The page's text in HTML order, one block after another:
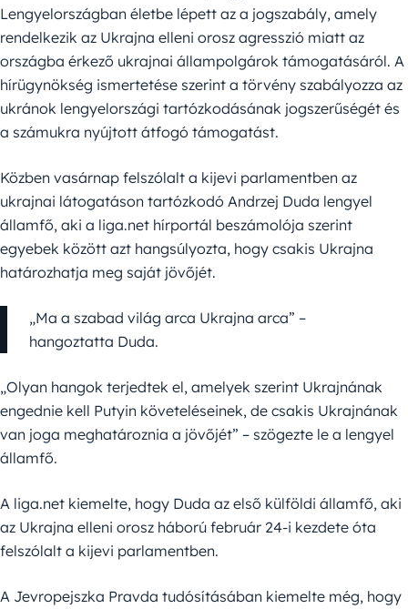
Lengyelországban életbe lépett az a jogszabály, amely
rendelkezik az Ukrajna elleni orosz agresszió miatt az
országba érkező ukrajnai állampolgárok támogatásáról. A
hírügynökség ismertetése szerint a törvény szabályozza az
ukránok lengyelországi tartózkodásának jogszerűségét és
a számukra nyújtott átfogó támogatást.
Közben vasárnap felszólalt a kijevi parlamentben az
ukrajnai látogatáson tartózkodó Andrzej Duda lengyel
államfő, aki a liga.net hírportál beszámolója szerint
egyebek között azt hangsúlyozta, hogy csakis Ukrajna
határozhatja meg saját jövőjét.
„Ma a szabad világ arca Ukrajna arca” –
hangoztatta Duda.
„Olyan hangok terjedtek el, amelyek szerint Ukrajnának
engednie kell Putyin követeléseinek, de csakis Ukrajnának
van joga meghatároznia a jövőjét” – szögezte le a lengyel
államfő.
A liga.net kiemelte, hogy Duda az első külföldi államfő, aki
az Ukrajna elleni orosz háború február 24-i kezdete óta
felszólalt a kijevi parlamentben.
A Jevropejszka Pravda tudósításában kiemelte még, hogy